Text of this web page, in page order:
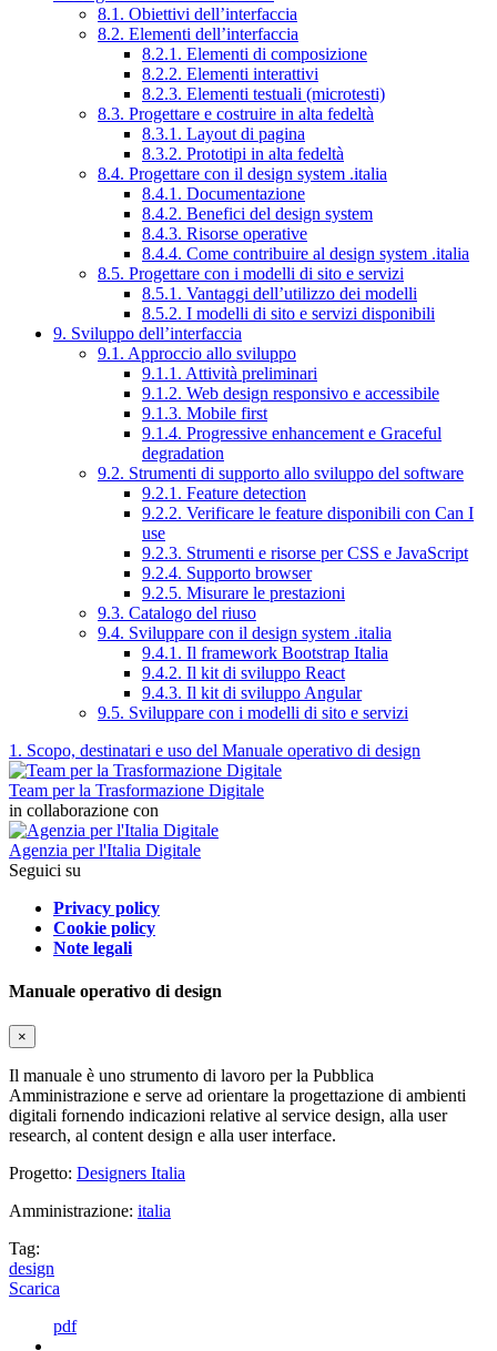
8.1. Obiettivi dell’interfaccia
8.2. Elementi dell’interfaccia
8.2.1. Elementi di composizione
8.2.2. Elementi interattivi
8.2.3. Elementi testuali (microtesti)
8.3. Progettare e costruire in alta fedeltà
8.3.1. Layout di pagina
8.3.2. Prototipi in alta fedeltà
8.4. Progettare con il design system .italia
8.4.1. Documentazione
8.4.2. Benefici del design system
8.4.3. Risorse operative
8.4.4. Come contribuire al design system .italia
8.5. Progettare con i modelli di sito e servizi
8.5.1. Vantaggi dell’utilizzo dei modelli
8.5.2. I modelli di sito e servizi disponibili
9. Sviluppo dell’interfaccia
9.1. Approccio allo sviluppo
9.1.1. Attività preliminari
9.1.2. Web design responsivo e accessibile
9.1.3. Mobile first
9.1.4. Progressive enhancement e Graceful
degradation
9.2. Strumenti di supporto allo sviluppo del software
9.2.1. Feature detection
9.2.2. Verificare le feature disponibili con Can I
use
9.2.3. Strumenti e risorse per CSS e JavaScript
9.2.4. Supporto browser
9.2.5. Misurare le prestazioni
9.3. Catalogo del riuso
9.4. Sviluppare con il design system .italia
9.4.1. Il framework Bootstrap Italia
9.4.2. Il kit di sviluppo React
9.4.3. Il kit di sviluppo Angular
9.5. Sviluppare con i modelli di sito e servizi
1. Scopo, destinatari e uso del Manuale operativo di design
Team per la Trasformazione Digitale
in collaborazione con
Agenzia per l'Italia Digitale
Seguici su
Privacy policy
Cookie policy
Note legali
Manuale operativo di design
×
Il manuale è uno strumento di lavoro per la Pubblica
Amministrazione e serve ad orientare la progettazione di ambienti
digitali fornendo indicazioni relative al service design, alla user
research, al content design e alla user interface.
Progetto: Designers Italia
Amministrazione: italia
Tag:
design
Scarica
pdf